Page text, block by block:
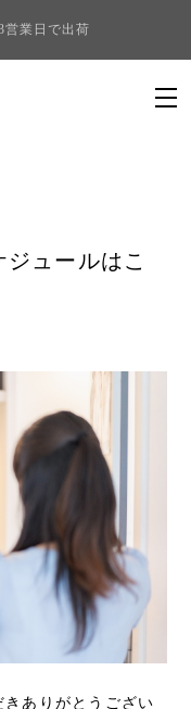
営業日で出荷
ュールはこ
ありがとうござい